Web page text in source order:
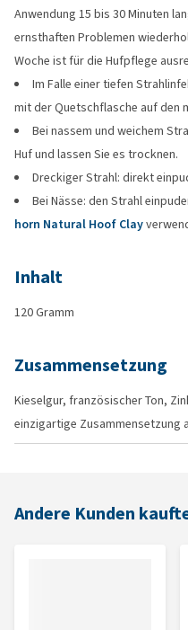
Anwendung 15 bis 30 Minuten
ernsthaften Problemen
Woche ist für die Hufpflege
Im Falle einer tiefen
mit der Quetschflasche auf den
Bei nassem und weichem
Huf und lassen Sie es trocknen.
Dreckiger Strahl: direkt
Bei Nässe: den Strahl
horn Natural Hoof Clay
Inhalt
120 Gramm
Zusammensetzung
Kieselgur, französischer Ton,
einzigartige Zusammensetzung
Andere Kunden